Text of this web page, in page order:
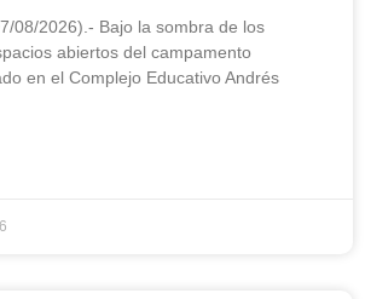
08/2026).- Bajo la sombra de los
abiertos del campamento
en el Complejo Educativo Andrés